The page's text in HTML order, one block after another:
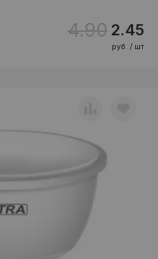
4.90 2.45
руб. / шт